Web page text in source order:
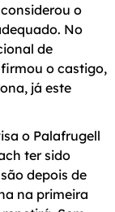
o
No
de
o castigo,
já este
o Palafrugell
ter sido
depois de
na primeira